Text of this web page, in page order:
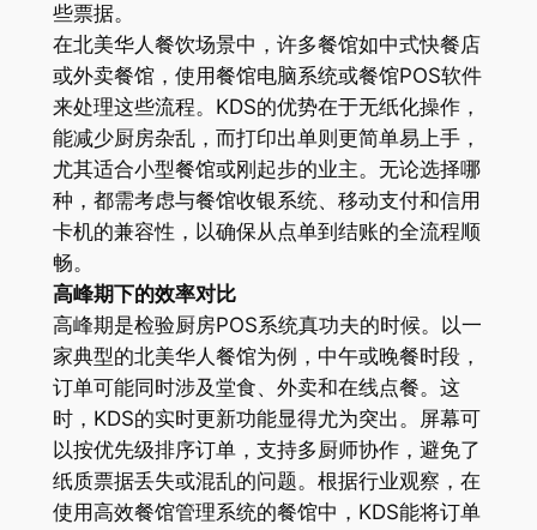
些票据。
在北美华人餐饮场景中，许多餐馆如中式快餐店
或外卖餐馆，使用餐馆电脑系统或餐馆POS软件
来处理这些流程。KDS的优势在于无纸化操作，
能减少厨房杂乱，而打印出单则更简单易上手，
尤其适合小型餐馆或刚起步的业主。无论选择哪
种，都需考虑与餐馆收银系统、移动支付和信用
卡机的兼容性，以确保从点单到结账的全流程顺
畅。
高峰期下的效率对比
高峰期是检验厨房POS系统真功夫的时候。以一
家典型的北美华人餐馆为例，中午或晚餐时段，
订单可能同时涉及堂食、外卖和在线点餐。这
时，KDS的实时更新功能显得尤为突出。屏幕可
以按优先级排序订单，支持多厨师协作，避免了
纸质票据丢失或混乱的问题。根据行业观察，在
使用高效餐馆管理系统的餐馆中，KDS能将订单